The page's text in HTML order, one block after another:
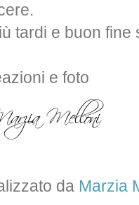
tardi e buon fine
e foto
da Marzia